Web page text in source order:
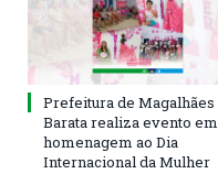
Prefeitura de Magalhães
Barata realiza evento em
homenagem ao Dia
Internacional da Mulher